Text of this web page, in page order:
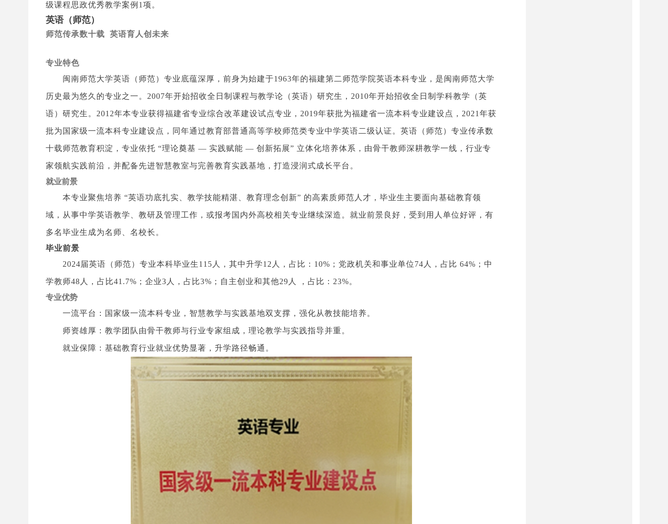
级课程思政优秀教学案例1项。
英语（师范）
师范传承数十载 英语育人创未来
专业特色
闽南师范大学英语（师范）专业底蕴深厚，前身为始建于1963年的福建第二师范学院英语本科专业，是闽南师范大学
历史最为悠久的专业之一。2007年开始招收全日制课程与教学论（英语）研究生，2010年开始招收全日制学科教学（英
语）研究生。2012年本专业获得福建省专业综合改革建设试点专业，2019年获批为福建省一流本科专业建设点，2021年获
批为国家级一流本科专业建设点，同年通过教育部普通高等学校师范类专业中学英语二级认证。英语（师范）专业传承数
十载师范教育积淀，专业依托 “理论奠基 — 实践赋能 — 创新拓展” 立体化培养体系，由骨干教师深耕教学一线，行业专
家领航实践前沿，并配备先进智慧教室与完善教育实践基地，打造浸润式成长平台。
就业前景
本专业聚焦培养 “英语功底扎实、教学技能精湛、教育理念创新” 的高素质师范人才，毕业生主要面向基础教育领
域，从事中学英语教学、教研及管理工作，或报考国内外高校相关专业继续深造。就业前景良好，受到用人单位好评，有
多名毕业生成为名师、名校长。
毕业前景
2024届英语（师范）专业本科毕业生115人，其中升学12人，占比：10%；党政机关和事业单位74人，占比 64%；中
学教师48人，占比41.7%；企业3人，占比3%；自主创业和其他29人 ，占比：23%。
专业优势
一流平台：国家级一流本科专业，智慧教学与实践基地双支撑，强化从教技能培养。
师资雄厚：教学团队由骨干教师与行业专家组成，理论教学与实践指导并重。
就业保障：基础教育行业就业优势显著，升学路径畅通。